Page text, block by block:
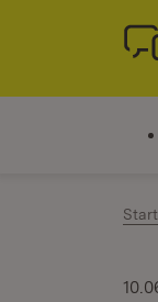
Zum